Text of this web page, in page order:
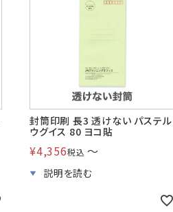
封筒印刷 長3 透けない パステル
ウグイス 80 ヨコ貼
¥4,356税込 〜